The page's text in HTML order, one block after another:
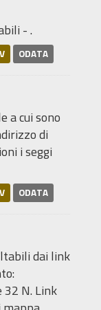
- .
ODATA
a cui sono
di
i seggi
ODATA
dai link
32 N. Link